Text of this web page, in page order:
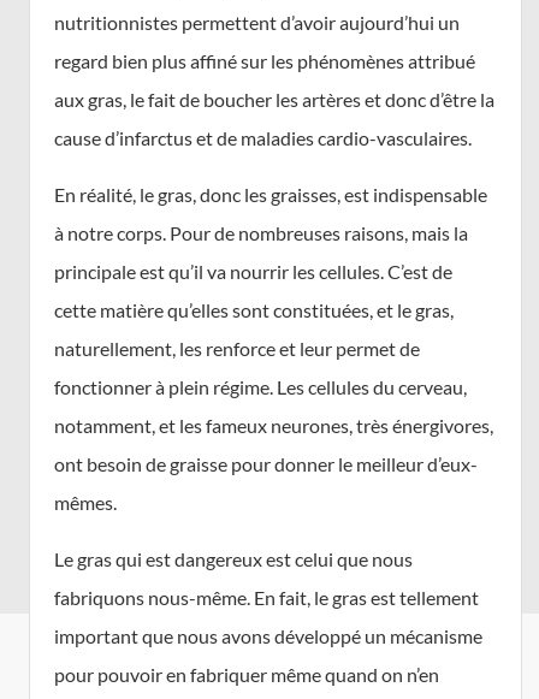
nutritionnistes permettent d’avoir aujourd’hui un
regard bien plus affiné sur les phénomènes attribué
aux gras, le fait de boucher les artères et donc d’être la
cause d’infarctus et de maladies cardio-vasculaires.
En réalité, le gras, donc les graisses, est indispensable
à notre corps. Pour de nombreuses raisons, mais la
principale est qu’il va nourrir les cellules. C’est de
cette matière qu’elles sont constituées, et le gras,
naturellement, les renforce et leur permet de
fonctionner à plein régime. Les cellules du cerveau,
notamment, et les fameux neurones, très énergivores,
ont besoin de graisse pour donner le meilleur d’eux-
mêmes.
Le gras qui est dangereux est celui que nous
fabriquons nous-même. En fait, le gras est tellement
important que nous avons développé un mécanisme
pour pouvoir en fabriquer même quand on n’en